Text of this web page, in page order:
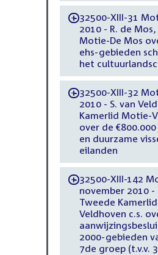
-32500-XIII-31
2010 - R. de
Motie-De Mos
ehs-gebieden
het
-32500-XIII-32
2010 - S. van
Kamerlid Motie-
over de
en duurzame
eilanden
-32500-XIII-142
november 2010 -
Tweede
Veldhoven c.s.
2000-gebieden
7de groep (t.v.v.